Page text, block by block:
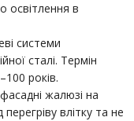
освітлення в
системи
сталі. Термін
років.
жалюзі на
влітку та не